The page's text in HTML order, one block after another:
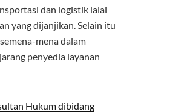
dan logistik lalai
yang dijanjikan. Selain itu
mena dalam
penyedia layanan
Hukum dibidang